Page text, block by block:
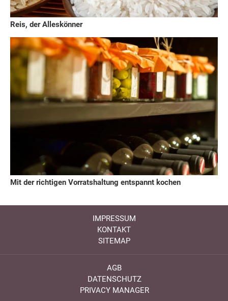
Reis, der Alleskönner
Mit der richtigen Vorratshaltung entspannt kochen
IMPRESSUM
KONTAKT
SITEMAP
AGB
DATENSCHUTZ
PRIVACY MANAGER